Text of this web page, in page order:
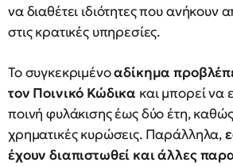
να διαθέτει ιδιότητες που ανήκουν
στις κρατικές υπηρεσίες.
Το συγκεκριμένοαδίκημα
τον Ποινικό Κώδικα και μπορεί να
ποινή φυλάκισης έως δύο έτη,
χρηματικές κυρώσεις. Παράλληλα,
έχουν διαπιστωθεί και άλλες